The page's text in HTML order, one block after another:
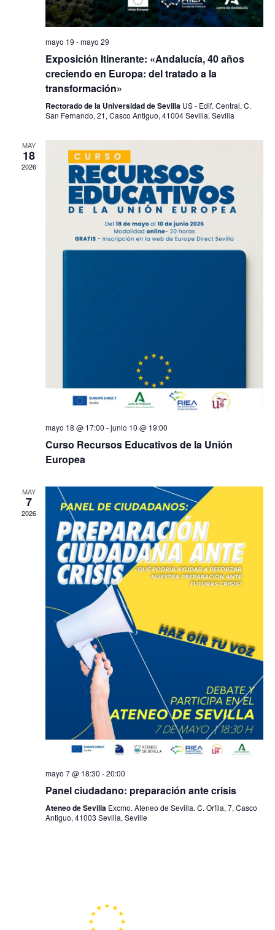
mayo 19 -mayo 29
Exposición Itinerante: «Andalucía, 40 años
creciendo en Europa: del tratado a la
transformación»
Rectorado de la Universidad de Sevilla US - Edif. Central, C.
San Fernando, 21, Casco Antiguo, 41004 Sevilla, Sevilla
MAY
18
2026
mayo 18 @ 17:00 -junio 10 @ 19:00
Curso Recursos Educativos de la Unión
Europea
MAY
7
2026
mayo 7 @ 18:30 -20:00
Panel ciudadano: preparación ante crisis
Ateneo de Sevilla Excmo. Ateneo de Sevilla. C. Orfila, 7, Casco
Antiguo, 41003 Sevilla, Seville